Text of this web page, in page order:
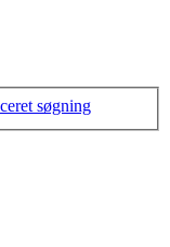
søgning